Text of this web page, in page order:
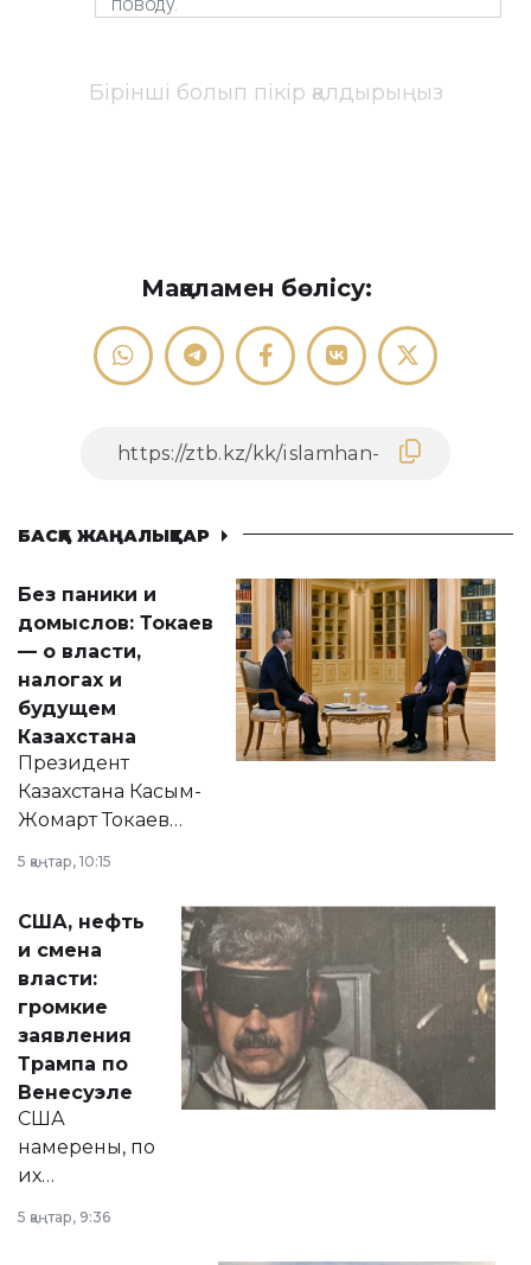
Бірінші болып пікір қалдырыңыз
Мақаламен бөлісу:
БАСҚА ЖАҢАЛЫҚТАР
Без паники и
домыслов: Токаев
— о власти,
налогах и
будущем
Казахстана
Президент
Казахстана Касым-
Жомарт Токаев
сразу несколько
актуальных тем —
от слухов о
политических
реформах до
вопросов армии,
экономики и
личного здоровья.
5 қаңтар, 10:15
США, нефть
и смена
власти:
громкие
заявления
Трампа по
Венесуэле
США
намерены, по
их
принести
5 қаңтар, 9:36